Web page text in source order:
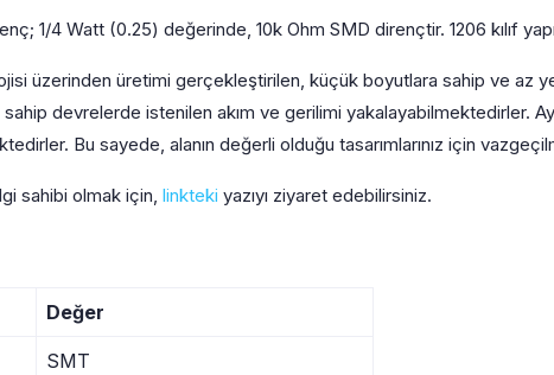
1/4 Watt (0.25) değerinde, 10k Ohm SMD dirençtir. 1206 kılıf
üzerinden üretimi gerçekleştirilen, küçük boyutlara sahip ve az
devrelerde istenilen akım ve gerilimi yakalayabilmektedirler.
Bu sayede, alanın değerli olduğu tasarımlarınız için
sahibi olmak için, linkteki yazıyı ziyaret edebilirsiniz.
Değer
SMT